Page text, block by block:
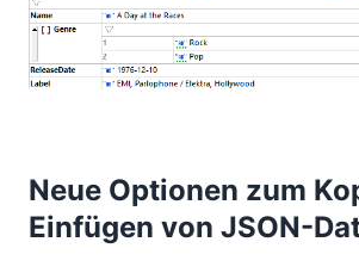
Neue Optionen zum
Einfügen von JSON-